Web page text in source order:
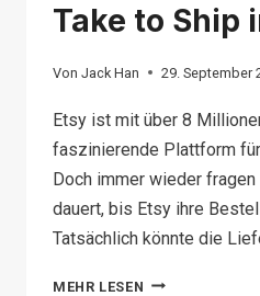
Take to Ship
Von Jack Han 29. September
Etsy ist mit über 8
faszinierende Plattform
Doch immer wieder
dauert, bis Etsy ihre
Tatsächlich könnte die
MEHR LESEN HOW